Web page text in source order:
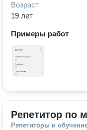
Возраст
19 лет
Примеры работ
Репетитор по
Репетиторы и